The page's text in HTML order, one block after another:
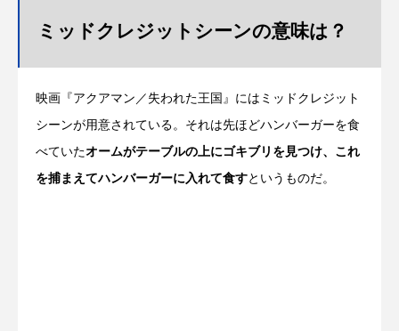
ミッドクレジットシーンの意味は？
映画『アクアマン／失われた王国』にはミッドクレジット
シーンが用意されている。それは先ほどハンバーガーを食
べていたオームがテーブルの上にゴキブリを見つけ、これ
を捕まえてハンバーガーに入れて食すというものだ。